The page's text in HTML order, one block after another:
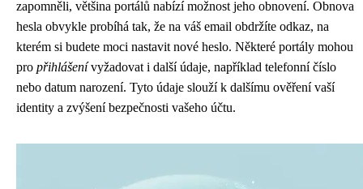
zapomněli, většina portálů nabízí možnost jeho obnovení. Obnova
hesla obvykle probíhá tak, že na váš email obdržíte odkaz, na
kterém si budete moci nastavit nové heslo. Některé portály mohou
pro přihlášenívyžadovat i další údaje, například telefonní číslo
nebo datum narození. Tyto údaje slouží k dalšímu ověření vaší
identity a zvýšení bezpečnosti vašeho účtu.